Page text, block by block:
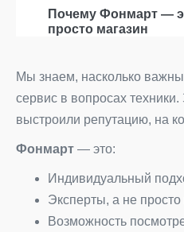
Почему Фонмарт —
просто магазин
Мы знаем, насколько
сервис в вопросах
выстроили репутацию, на
Фонмарт — это:
Индивидуальный
Эксперты, а не
Возможность